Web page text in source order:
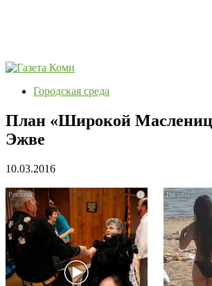
Городская среда
План «Широкой
Эжве
10.03.2016
i